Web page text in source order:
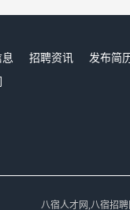
招聘资讯 发布简
八宿人才网,八宿招